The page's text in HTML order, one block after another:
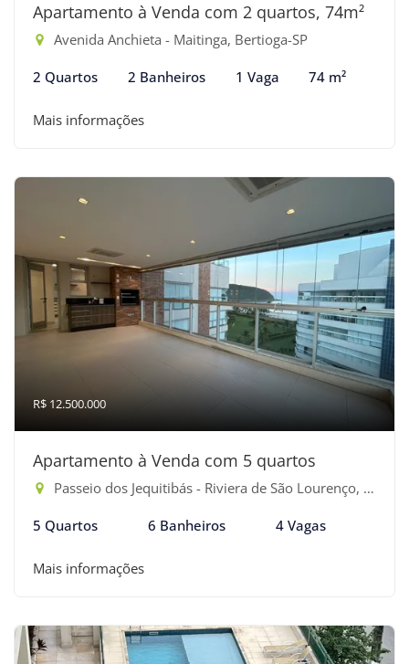
Apartamento à Venda com 2 quartos, 74m²
Avenida Anchieta - Maitinga, Bertioga-SP
2 Quartos 2 Banheiros 1 Vaga 74 m²
Mais informações
R$ 12.500.000
Apartamento à Venda com 5 quartos
Passeio dos Jequitibás - Riviera de São Lourenço, Bertioga-SP
5 Quartos 6 Banheiros 4 Vagas
Mais informações